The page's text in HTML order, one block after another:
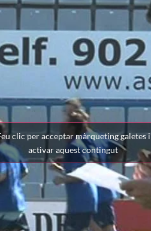
clic per acceptar màrqueting galetes i
activar aquest contingut